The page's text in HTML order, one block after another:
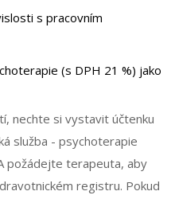
s pracovním
(s DPH 21 %) jako
nechte si vystavit účtenku
služba - psychoterapie
požádejte terapeuta, aby
registru. Pokud